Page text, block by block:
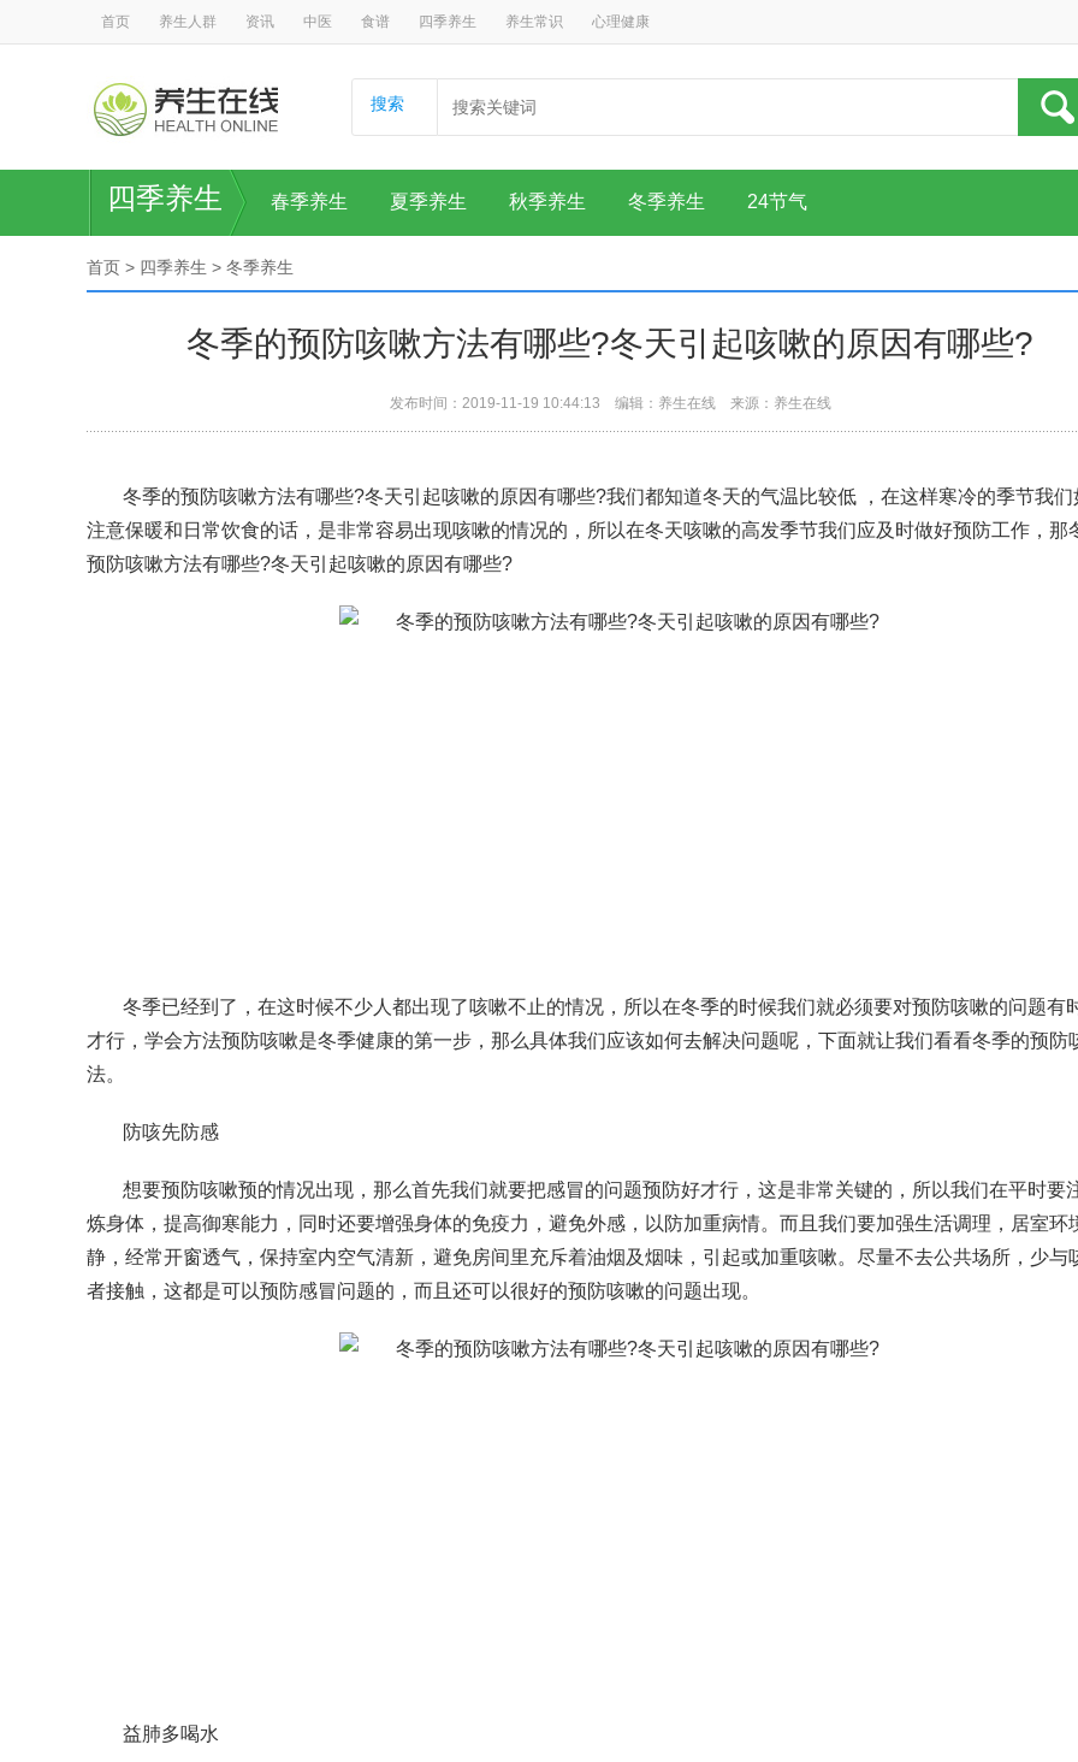
首页 养生人群 资讯 中医 食谱 四季养生 养生常识 心理健康
搜索
四季养生 春季养生 夏季养生 秋季养生 冬季养生 24节气
首页 > 四季养生 > 冬季养生
冬季的预防咳嗽方法有哪些?冬天引起咳嗽的原因有哪些?
发布时间：2019-11-19 10:44:13 编辑： 养生在线来源：养生在线
冬季的预防咳嗽方法有哪些?冬天引起咳嗽的原因有哪些?我们都知道冬天的气温比较低 ，在这样寒冷的季节我们
注意保暖和日常饮食的话，是非常容易出现咳嗽的情况的，所以在冬天咳嗽的高发季节我们应及时做好预防工作，那
预防咳嗽方法有哪些?冬天引起咳嗽的原因有哪些?
冬季已经到了，在这时候不少人都出现了咳嗽不止的情况，所以在冬季的时候我们就必须要对预防咳嗽的问题有
才行，学会方法预防咳嗽是冬季健康的第一步，那么具体我们应该如何去解决问题呢，下面就让我们看看冬季的预防
法。
防咳先防感
想要预防咳嗽预的情况出现，那么首先我们就要把感冒的问题预防好才行，这是非常关键的，所以我们在平时要
炼身体，提高御寒能力，同时还要增强身体的免疫力，避免外感，以防加重病情。而且我们要加强生活调理，居室环
静，经常开窗透气，保持室内空气清新，避免房间里充斥着油烟及烟味，引起或加重咳嗽。尽量不去公共场所，少与
者接触，这都是可以预防感冒问题的，而且还可以很好的预防咳嗽的问题出现。
益肺多喝水